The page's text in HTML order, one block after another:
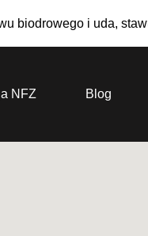
biodrowego i uda,
NFZ Blog